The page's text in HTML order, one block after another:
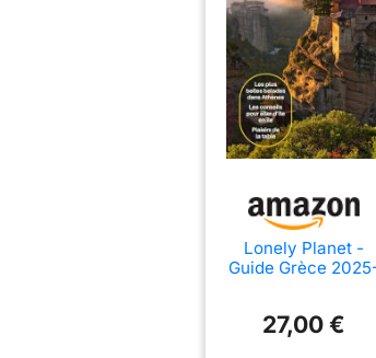
Lonely Planet -
Guide Grèce
conseils pratiques
27,00 €